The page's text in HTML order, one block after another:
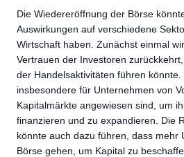
Die Wiedereröffnung der Börse
Auswirkungen auf verschiedene
Wirtschaft haben. Zunächst einmal
Vertrauen der Investoren
der Handelsaktivitäten führen könnte.
insbesondere für Unternehmen von
Kapitalmärkte angewiesen sind, um
finanzieren und zu expandieren. Die
könnte auch dazu führen, dass mehr
Börse gehen, um Kapital zu